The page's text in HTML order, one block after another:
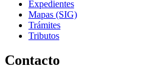
Expedientes
Mapas (SIG)
Trámites
Tributos
Contacto